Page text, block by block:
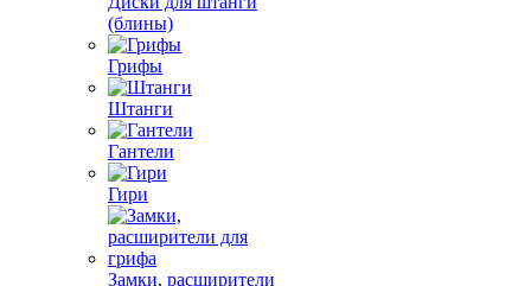
(блины)
Грифы
Штанги
Гантели
Гири
Замки, расширители